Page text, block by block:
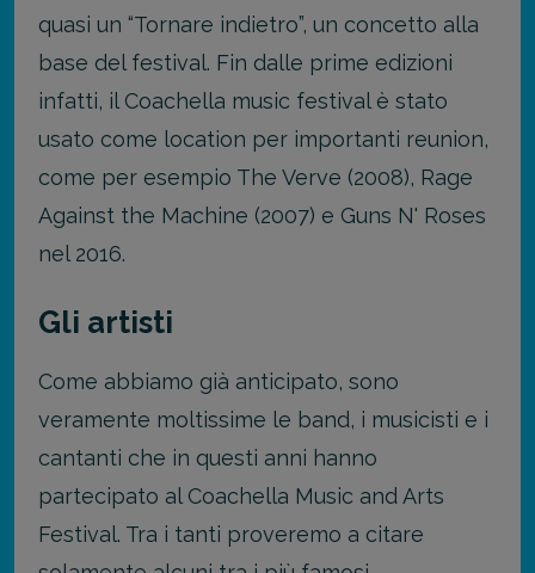
quasi un “Tornare indietro”, un concetto alla
base del festival. Fin dalle prime edizioni
infatti, il Coachella music festival è stato
usato come location per importanti reunion,
come per esempio The Verve (2008), Rage
Against the Machine (2007) e Guns N' Roses
nel 2016.
Gli artisti
Come abbiamo già anticipato, sono
veramente moltissime le band, i musicisti e i
cantanti che in questi anni hanno
partecipato al Coachella Music and Arts
Festival. Tra i tanti proveremo a citare